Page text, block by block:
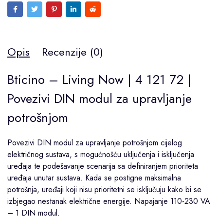
Opis Recenzije (0)
Bticino – Living Now | 4 121 72 |
Povezivi DIN modul za upravljanje
potrošnjom
Povezivi DIN modul za upravljanje potrošnjom cijelog
električnog sustava, s mogućnošću uključenja i isključenja
uređaja te podešavanje scenarija sa definiranjem prioriteta
uređaja unutar sustava. Kada se postigne maksimalna
potrošnja, uređaji koji nisu prioritetni se isključuju kako bi se
izbjegao nestanak električne energije. Napajanje 110-230 VA
– 1 DIN modul.